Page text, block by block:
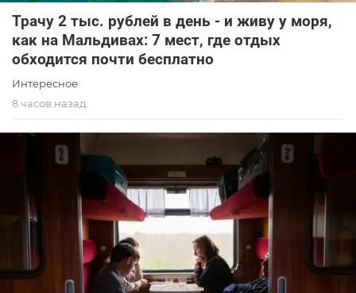
Трачу 2 тыс. рублей в день - и живу у моря,
как на Мальдивах: 7 мест, где отдых
обходится почти бесплатно
Интересное
8 часов назад